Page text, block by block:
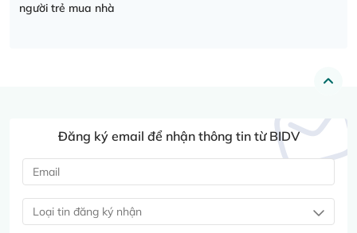
người trẻ mua nhà
Đăng ký email để nhận thông tin từ BIDV
Loại tin đăng ký nhận